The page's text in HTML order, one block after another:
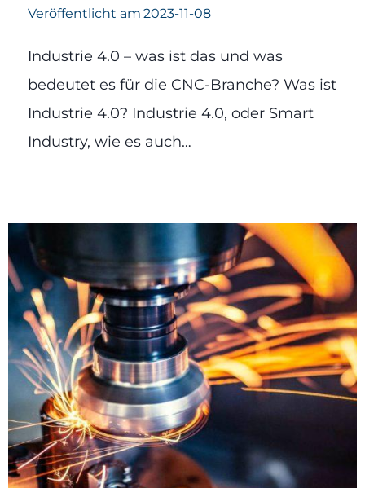
Veröffentlicht am 2023-11-08
Industrie 4.0 – was ist das und was
bedeutet es für die CNC-Branche? Was ist
Industrie 4.0? Industrie 4.0, oder Smart
Industry, wie es auch…